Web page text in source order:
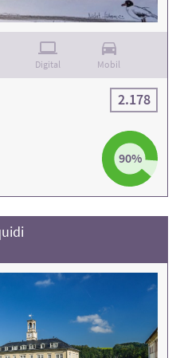
Digital Mobil
90%
2.178